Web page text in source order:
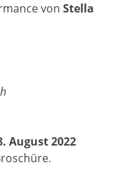
von Stella
August 2022